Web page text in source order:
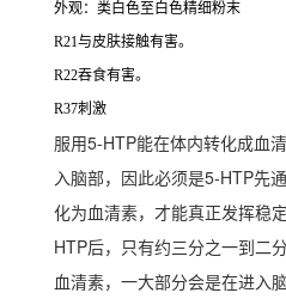
外观：类白色至白色精细粉末
R21与皮肤接触有害。
R22吞食有害。
R37刺激
服用5-HTP能在体内转化成血
入脑部，因此必须是5-HTP先
化为血清素，才能真正发挥稳
HTP后，只有约三分之一到二
血清素，一大部分会是在进入